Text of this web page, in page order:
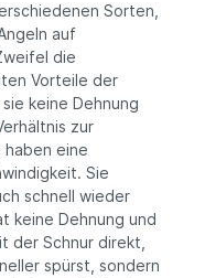
Sorten,
auf
die
Vorteile der
keine Dehnung
zur
haben eine
Sie
schnell wieder
keine Dehnung und
der Schnur direkt,
spürst, sondern